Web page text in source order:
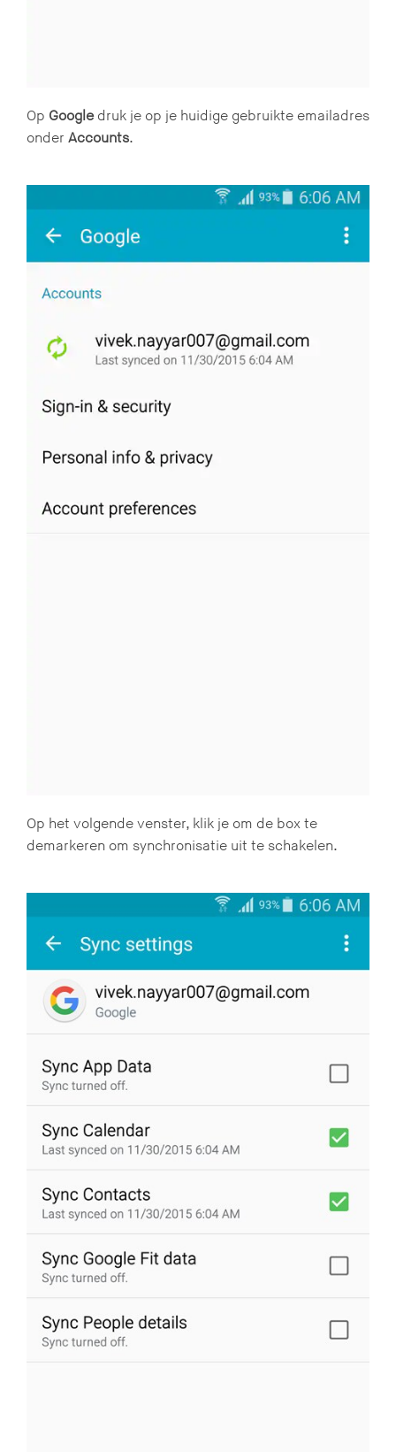
Op Googledruk je op je huidige gebruikte emailadres
onder Accounts.
Op het volgende venster, klik je om de box te
demarkeren om synchronisatie uit te schakelen.